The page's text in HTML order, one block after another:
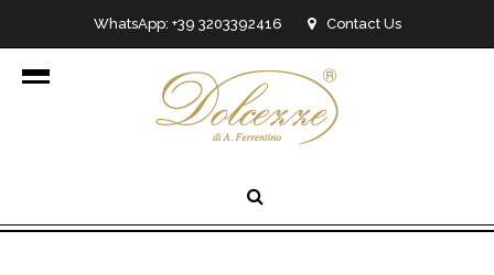
WhatsApp: +39 3203392416 Contact Us
info@dolcezzedicioccolato.it